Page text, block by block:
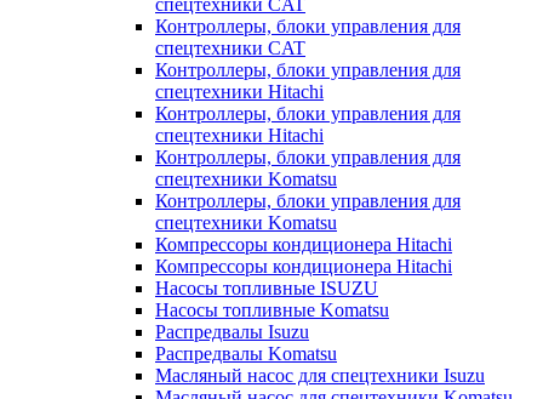
спецтехники CAT
Контроллеры, блоки управления для
спецтехники CAT
Контроллеры, блоки управления для
спецтехники Hitachi
Контроллеры, блоки управления для
спецтехники Hitachi
Контроллеры, блоки управления для
спецтехники Komatsu
Контроллеры, блоки управления для
спецтехники Komatsu
Компрессоры кондиционера Hitachi
Компрессоры кондиционера Hitachi
Насосы топливные ISUZU
Насосы топливные Komatsu
Распредвалы Isuzu
Распредвалы Komatsu
Масляный насос для спецтехники Isuzu